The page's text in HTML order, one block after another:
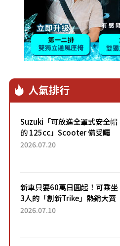
人氣排行
Suzuki「可放進全罩式安全帽
的 125cc」Scooter 備受矚
目！採用全新流線設計與各項
2026.07.20
新車只要60萬日圓起！可乘坐
3人的「創新Trike」熱銷大賣
成為人氣車款！「養車成本真
2026.07.10